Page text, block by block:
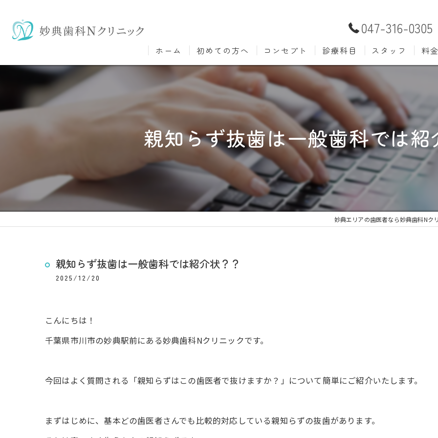
047-316-0305
ホーム 初めての方へ コンセプト 診療科目
むし歯治療
小児歯科
口腔外科 歯周病
ホワイトニング 歯科検診
審美歯科 根管治療
知覚過敏
大人の矯正 子ども
スタッフ 料
親知らず抜歯は一般歯科では紹
妙典エリアの歯医者なら妙典歯科Nク
親知らず抜歯は一般歯科では紹介状？？
2025/12/20
こんにちは！
千葉県市川市の妙典駅前にある妙典歯科Nクリニックです。
今回はよく質問される「親知らずはこの歯医者で抜けますか？」について簡単にご紹介いたします。
まずはじめに、基本どの歯医者さんでも比較的対応している親知らずの抜歯があります。